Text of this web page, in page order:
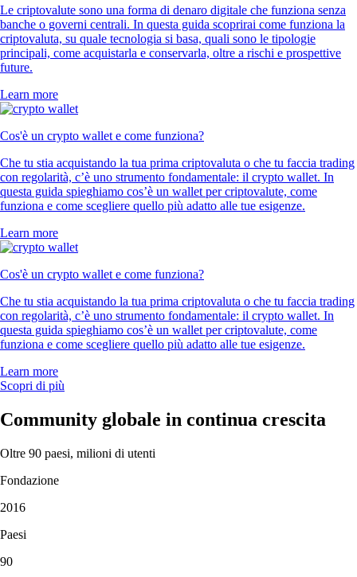
Le criptovalute sono una forma di denaro digitale che funziona senza
banche o governi centrali. In questa guida scoprirai come funziona la
criptovaluta, su quale tecnologia si basa, quali sono le tipologie
principali, come acquistarla e conservarla, oltre a rischi e prospettive
future.
Learn more
Cos'è un crypto wallet e come funziona?
Che tu stia acquistando la tua prima criptovaluta o che tu faccia trading
con regolarità, c’è uno strumento fondamentale: il crypto wallet. In
questa guida spieghiamo cos’è un wallet per criptovalute, come
funziona e come scegliere quello più adatto alle tue esigenze.
Learn more
Cos'è un crypto wallet e come funziona?
Che tu stia acquistando la tua prima criptovaluta o che tu faccia trading
con regolarità, c’è uno strumento fondamentale: il crypto wallet. In
questa guida spieghiamo cos’è un wallet per criptovalute, come
funziona e come scegliere quello più adatto alle tue esigenze.
Learn more
Scopri di più
Community globale in continua crescita
Oltre 90 paesi, milioni di utenti
Fondazione
2016
Paesi
90